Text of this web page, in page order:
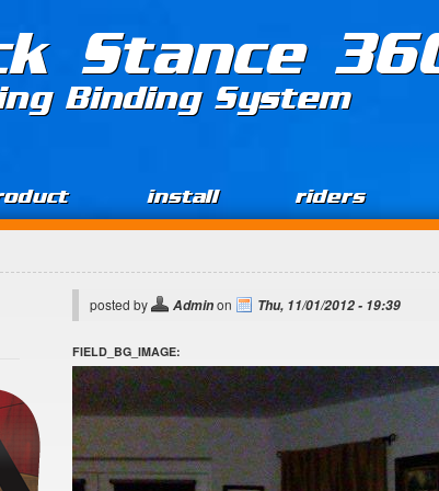
Stance
Binding System
install riders
posted by Adminon Thu, 11/01/2012 - 19:39
FIELD_BG_IMAGE: